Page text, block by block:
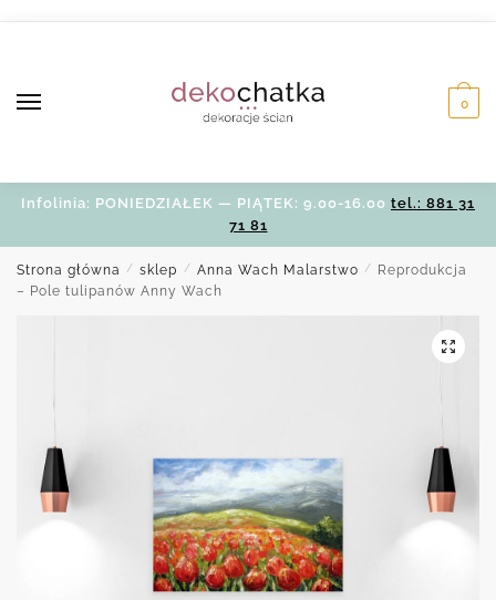
0
Infolinia: PONIEDZIAŁEK — PIĄTEK: 9.00-16.00 tel.: 881 31
71 81
Strona główna / sklep / Anna Wach Malarstwo /
Reprodukcja
– Pole tulipanów Anny Wach